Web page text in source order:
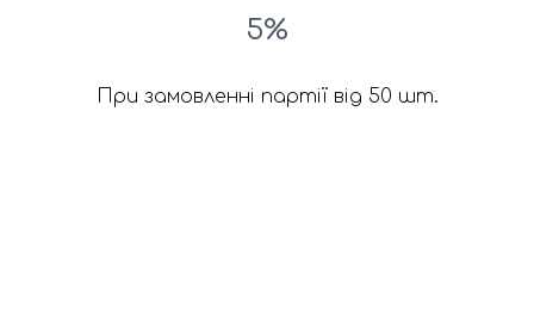
5%
При замовленні партії від 50 шт.